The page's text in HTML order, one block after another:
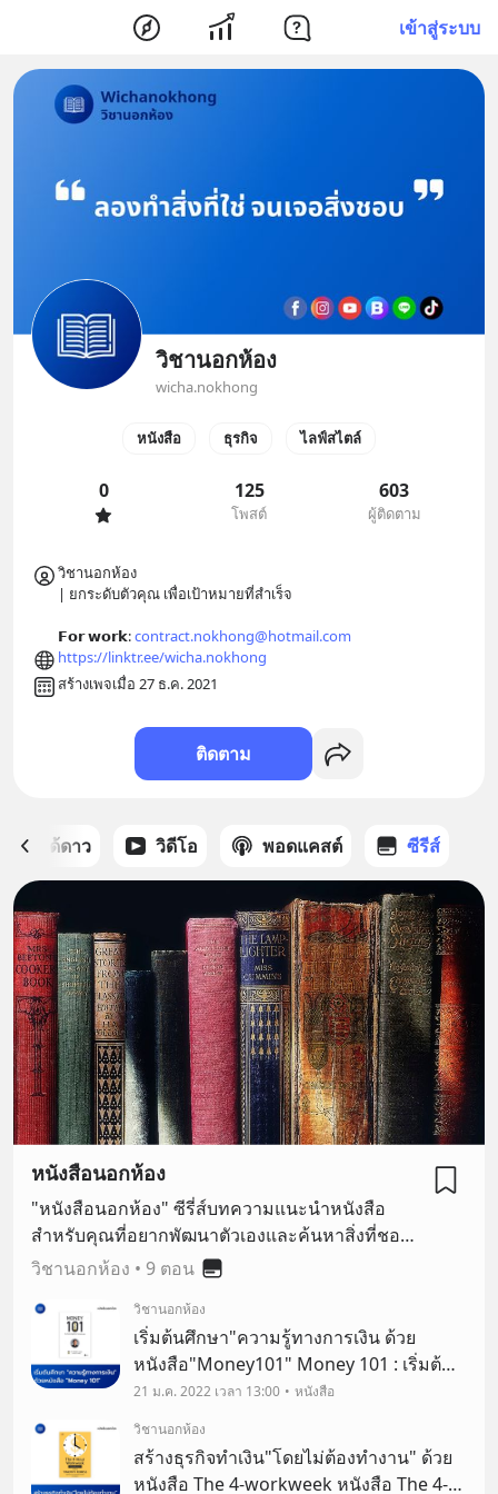
เข้าสู่ระบบ
วิชานอกห้อง
wicha.nokhong
หนังสือ ธุรกิจ ไลฟ์สไตล์
0 125
โพสต์
603
ผู้ติดตาม
วิชานอกห้อง
| ยกระดับตัวคุณ เพื่อเป้าหมายที่สำเร็จ
𝗙𝗼𝗿 𝘄𝗼𝗿𝗸: contract.nokhong@hotmail.com
https://linktr.ee/wicha.nokhong
สร้างเพจเมื่อ 27 ธ.ค. 2021
ติดตาม
สต์ที่ได้ดาว วิดีโอ พอดแคสต์ ซีรีส์
หนังสือนอกห้อง
"หนังสือนอกห้อง" ซีรี่ส์บทความแนะนำหนังสือ
สำหรับคุณที่อยากพัฒนาตัวเองและค้นหาสิ่งที่ชอบ
ถ้าคุณเป็นหนึ่งในนั้น # ซีรี่ส์นี้เป็นซีรี่ส์ที่คุณไม่ควร
วิชานอกห้อง • 9 ตอน
วิชานอกห้อง
เริ่มต้นศึกษา"ความรู้ทางการเงิน ด้วย
หนังสือ"Money101" Money 101 : เริ่มต้น
นับหนึ่งสู่ชีวิตการเงินอุดมสุข หนังสือความรู้
พื้นฐานทางด้านการเงินที่ทุกคนควรได้อ่าน
21 ม.ค. 2022 เวลา 13:00
หนังสือ
วิชานอกห้อง
สร้างธุรกิจทำเงิน"โดยไม่ต้องทำงาน" ด้วย
หนังสือ The 4-workweek หนังสือ The 4-